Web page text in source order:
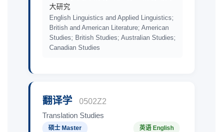
大研究
English Linguistics and Applied Linguistics;
British and American Literature; American
Studies; British Studies; Australian Studies;
Canadian Studies
翻译学
0502Z2
Translation Studies
硕士 Master 英语 English